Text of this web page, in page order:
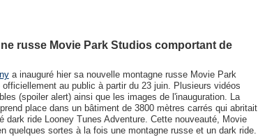
russe Movie Park Studios comportant de
a inauguré hier sa nouvelle montagne russe Movie Park
au public à partir du 23 juin. Plusieurs vidéos
(spoiler alert) ainsi que les images de l'inauguration. La
place dans un bâtiment de 3800 mètres carrés qui abritait
dark ride Looney Tunes Adventure. Cette nouveauté, Movie
quelques sortes à la fois une montagne russe et un dark ride.